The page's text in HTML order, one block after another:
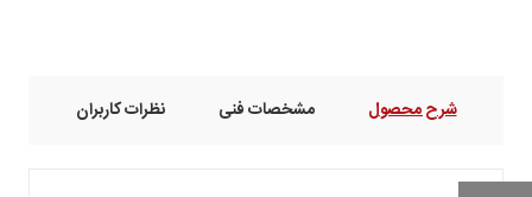
شرح محصول مشخصات فنی نظرات کاربران